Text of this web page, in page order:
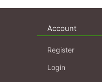
Account
Register
Login